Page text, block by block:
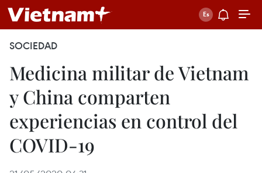
SOCIEDAD
Medicina militar de Vietnam
y China comparten
experiencias en control del
COVID-19